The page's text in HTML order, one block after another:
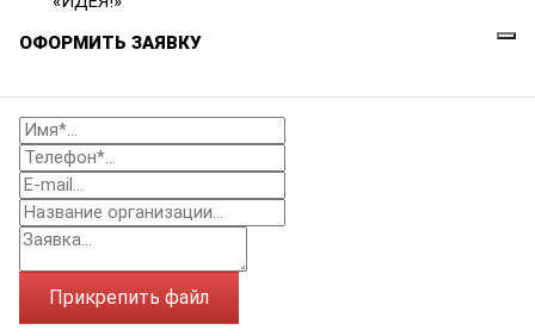
ОФОРМИТЬ ЗАЯВКУ
Прикрепить файл